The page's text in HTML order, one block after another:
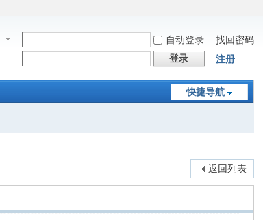
自动登录
找回密码
登录 注册
快捷导航
返回列表